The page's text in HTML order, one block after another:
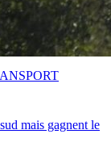
mais gagnent le